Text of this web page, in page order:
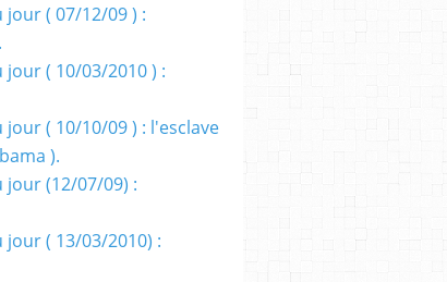
jour ( 07/12/09 ) :
jour ( 10/03/2010 ) :
jour ( 10/10/09 ) : l'esclave
).
jour (12/07/09) :
jour ( 13/03/2010) :